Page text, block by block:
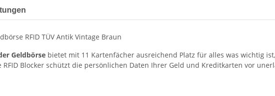
RFID TÜV Antik Vintage Braun
Geldbörse bietet mit 11 Kartenfächer ausreichend Platz für alles was wichtig
RFID Blocker schützt die persönlichen Daten Ihrer Geld und Kreditkarten vor